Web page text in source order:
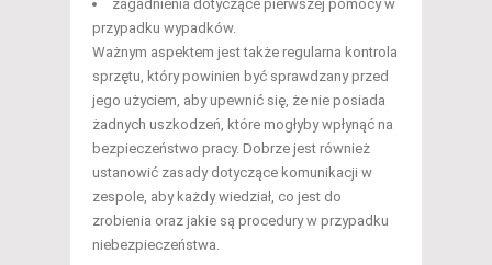
zagadnienia dotyczące pierwszej pomocy w
przypadku wypadków.
Ważnym aspektem jest także regularna kontrola
sprzętu, który powinien być sprawdzany przed
jego użyciem, aby upewnić się, że nie posiada
żadnych uszkodzeń, które mogłyby wpłynąć na
bezpieczeństwo pracy. Dobrze jest również
ustanowić zasady dotyczące komunikacji w
zespole, aby każdy wiedział, co jest do
zrobienia oraz jakie są procedury w przypadku
niebezpieczeństwa.